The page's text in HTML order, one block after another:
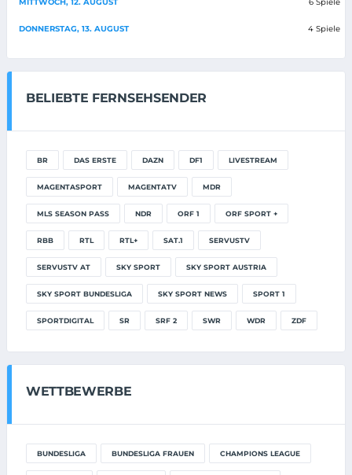
MITTWOCH, 12. AUGUST 6 Spiele
DONNERSTAG, 13. AUGUST 4 Spiele
BELIEBTE FERNSEHSENDER
BR DAS ERSTE DAZN DF1 LIVESTREAM
MAGENTASPORT MAGENTATV MDR
MLS SEASON PASS NDR ORF 1 ORF SPORT +
RBB RTL RTL+ SAT.1 SERVUSTV
SERVUSTV AT SKY SPORT SKY SPORT AUSTRIA
SKY SPORT BUNDESLIGA SKY SPORT NEWS SPORT 1
SPORTDIGITAL SR SRF 2 SWR WDR ZDF
WETTBEWERBE
BUNDESLIGA BUNDESLIGA FRAUEN CHAMPIONS LEAGUE